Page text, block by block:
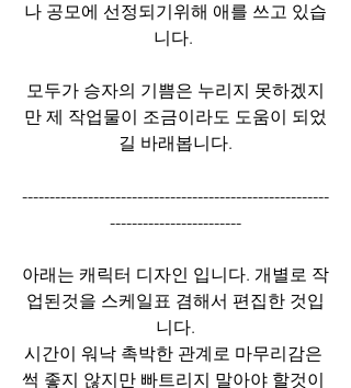
나 공모에 선정되기위해 애를 쓰고 있습
니다.
모두가 승자의 기쁨은 누리지 못하겠지
만 제 작업물이 조금이라도 도움이 되었
길 바래봅니다.
--------------------------------------------------------
------------------------
아래는 캐릭터 디자인 입니다. 개별로 작
업된것을 스케일표 겸해서 편집한 것입
니다.
시간이 워낙 촉박한 관계로 마무리감은
썩 좋지 않지만 빠트리지 말아야 할것이